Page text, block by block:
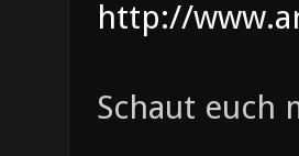
http://
Schaut euch